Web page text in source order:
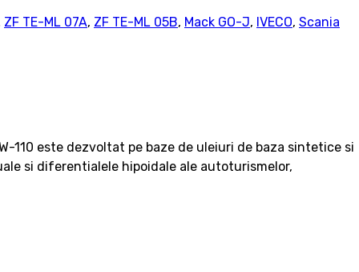
ZF TE-ML 07A, ZF TE-ML 05B, Mack GO-J, IVECO, Scania
110 este dezvoltat pe baze de uleiuri de baza sintetice si
si diferentialele hipoidale ale autoturismelor,